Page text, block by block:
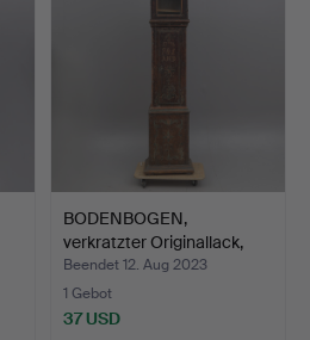
BODENBOGEN,
verkratzter Originallack,
dati…
Beendet 12. Aug 2023
1 Gebot
37 USD